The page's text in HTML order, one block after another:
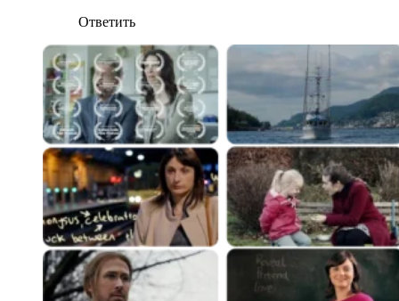
Ответить